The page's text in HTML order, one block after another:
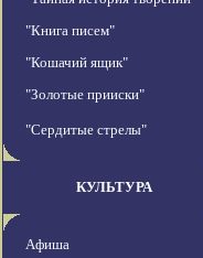
"Книга писем"
"Кошачий ящик"
"Золотые прииски"
"Сердитые стрелы"
КУЛЬТУРА
Афиша